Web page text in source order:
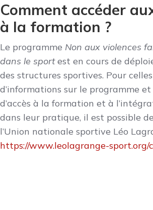
Comment accéder
à la formation ?
Le programme Non aux violences
dans le sportest en cours de
des structures sportives. Pour
d’informations sur le programme
d’accès à la formation et à
dans leur pratique, il est possible
l’Union nationale sportive Léo
https://www.leolagrange-